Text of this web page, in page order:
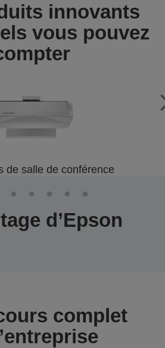
innovants
vous pouvez
de salle de conférence
d’Epson
complet